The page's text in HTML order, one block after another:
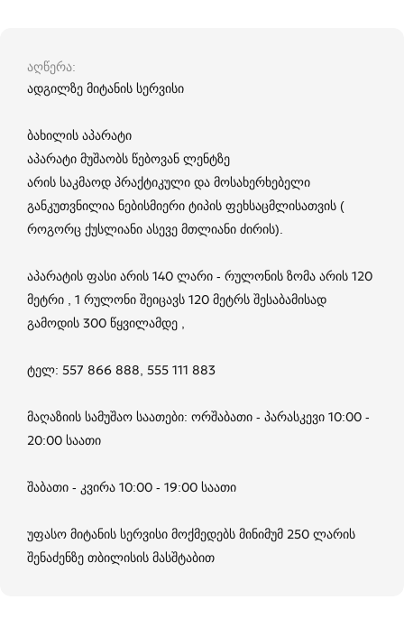
აღწერა
ადგილზე მიტანის სერვისი
ბახილის აპარატი
აპარატი მუშაობს წებოვან ლენტზე
არის საკმაოდ პრაქტიკული და მოსახერხებელი
განკუთვნილია ნებისმიერი ტიპის ფეხსაცმლისათვის (
როგორც ქუსლიანი ასევე მთლიანი ძირის).
აპარატის ფასი არის 140 ლარი - რულონის ზომა არის 120
მეტრი , 1 რულონი შეიცავს 120 მეტრს შესაბამისად
გამოდის 300 წყვილამდე ,
ტელ: 557 866 888, 555 111 883
მაღაზიის სამუშაო საათები: ორშაბათი - პარასკევი 10:00 -
20:00 საათი
შაბათი - კვირა 10:00 - 19:00 საათი
უფასო მიტანის სერვისი მოქმედებს მინიმუმ 250 ლარის
შენაძენზე თბილისის მასშტაბით